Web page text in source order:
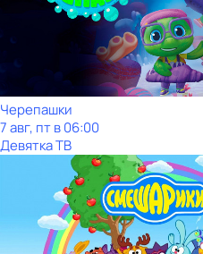
Черепашки
7 авг, пт в 06:00
Девятка ТВ